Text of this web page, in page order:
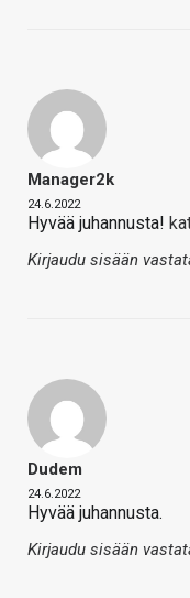
Manager2k
24.6.2022
Hyvää juhannusta!
Kirjaudu sisään
Dudem
24.6.2022
Hyvää juhannusta.
Kirjaudu sisään